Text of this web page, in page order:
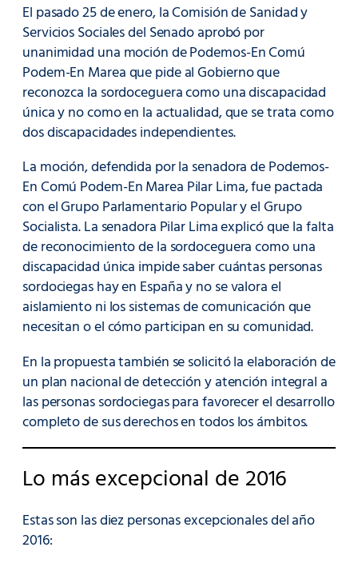
El pasado 25 de enero, la Comisión de Sanidad y
Servicios Sociales del Senado aprobó por
unanimidad una moción de Podemos-En Comú
Podem-En Marea que pide al Gobierno que
reconozca la sordoceguera como una discapacidad
única y no como en la actualidad, que se trata como
dos discapacidades independientes.
La moción, defendida por la senadora de Podemos-
En Comú Podem-En Marea Pilar Lima, fue pactada
con el Grupo Parlamentario Popular y el Grupo
Socialista. La senadora Pilar Lima explicó que la falta
de reconocimiento de la sordoceguera como una
discapacidad única impide saber cuántas personas
sordociegas hay en España y no se valora el
aislamiento ni los sistemas de comunicación que
necesitan o el cómo participan en su comunidad.
En la propuesta también se solicitó la elaboración de
un plan nacional de detección y atención integral a
las personas sordociegas para favorecer el desarrollo
completo de sus derechos en todos los ámbitos.
Lo más excepcional de 2016
Estas son las diez personas excepcionales del año
2016: